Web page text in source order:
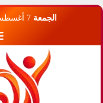
الجمعة 7 أغسطس 2026